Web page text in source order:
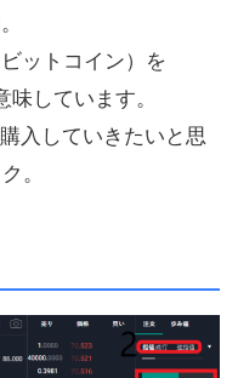
ットコイン）を
しています。
入していきたいと思
。